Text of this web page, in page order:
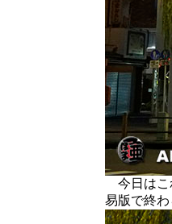
今日はこ
易版で終わ